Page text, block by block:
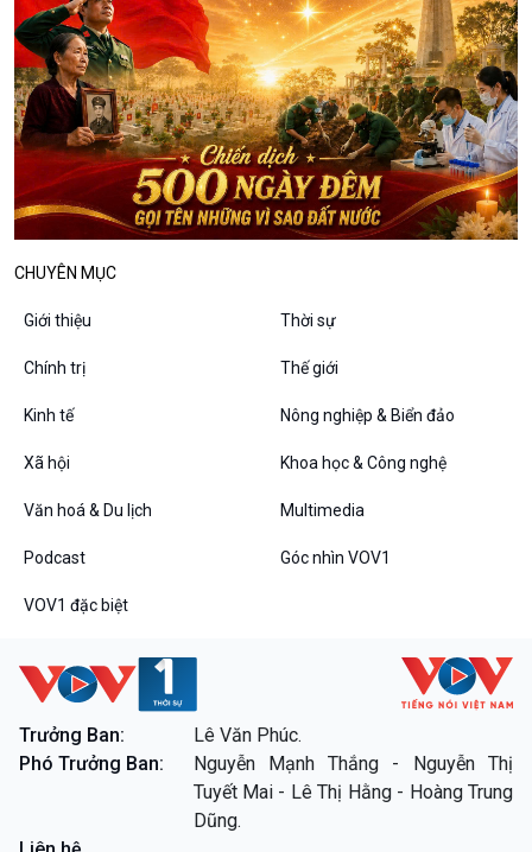
Chuyện đêm
Chân dung cuộc sống
CHUYÊN MỤC
Giới thiệu Thời sự
Chính trị Thế giới
Kinh tế Nông nghiệp & Biển đảo
Xã hội Khoa học & Công nghệ
Văn hoá & Du lịch Multimedia
Podcast Góc nhìn VOV1
VOV1 đặc biệt
Trưởng Ban:
Lê Văn Phúc.
Phó Trưởng Ban:
Nguyễn Mạnh Thắng - Nguyễn Thị
Tuyết Mai - Lê Thị Hằng - Hoàng Trung
Dũng.